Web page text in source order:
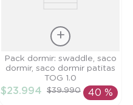
Talla
AÑADIR AL
Pack dormir: swaddle, saco
dormir, saco dormir patitas
TOG 1.0
$23.994 $39.990 40 %